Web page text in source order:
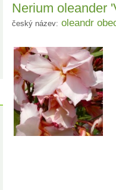
Nerium oleander
český název: oleandr